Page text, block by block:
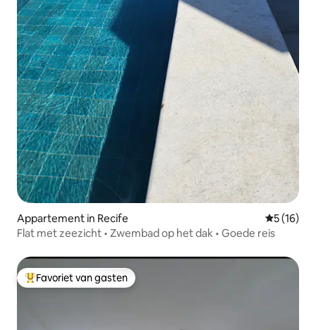
Appartement in Recife
5 (16)
Flat met zeezicht • Zwembad op het dak • Goede reis
Topfavoriet van gasten
Favoriet van gasten